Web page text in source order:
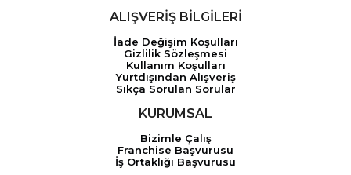
ALIŞVERİŞ BİLGİLERİ
İade Değişim Koşulları
Gizlilik Sözleşmesi
Kullanım Koşulları
Yurtdışından Alışveriş
Sıkça Sorulan Sorular
KURUMSAL
Bizimle Çalış
Franchise Başvurusu
İş Ortaklığı Başvurusu